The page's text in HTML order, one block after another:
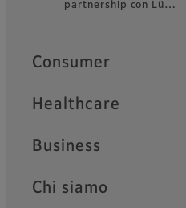
Footerpartnership con Lü…
Quick Links
Consumer
Healthcare
Business
Chi siamo